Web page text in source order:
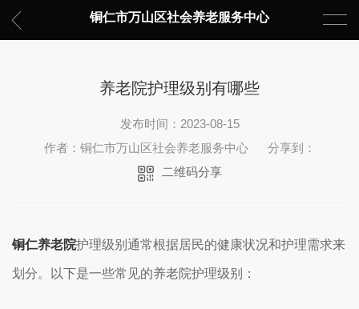
铜仁市万山区社会养老服务中心
养老院护理级别有哪些
发布时间：2023-08-15
作者：铜仁市万山区社会养老服务中心
分享到：
二维码分享
铜仁养老院护理级别通常根据居民的健康状况和护理需求来
划分。以下是一些常见的养老院护理级别：